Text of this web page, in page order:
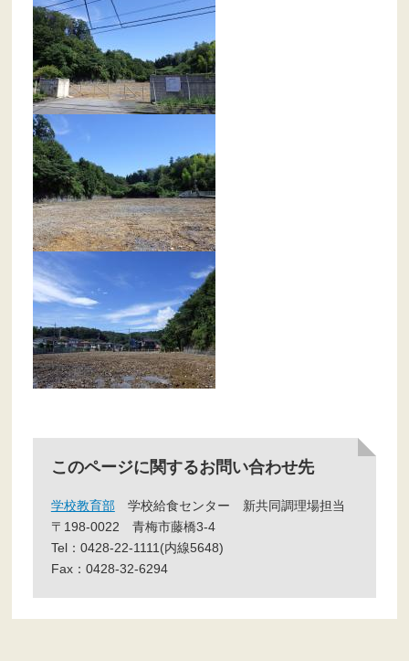
このページに関するお問い合わせ先
学校教育部 学校給食センター
新共同調理場担当
〒198-0022
青梅市藤橋3-4
Tel：0428-22-1111(内線5648)
Fax：0428-32-6294